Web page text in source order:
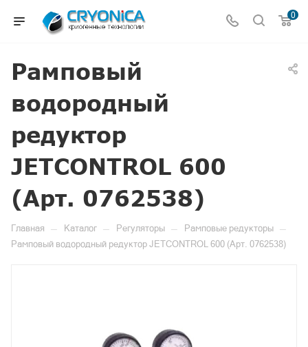
0
Рамповый
водородный
редуктор
JETCONTROL 600
(Арт. 0762538)
Главная — Каталог — Регуляторы — Рамповые редукторы —
Рамповый водородный редуктор JETCONTROL 600 (Арт. 0762538)